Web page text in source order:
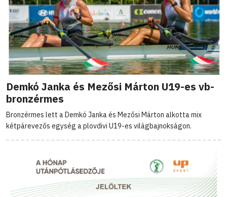
Demkó Janka és Mezősi Márton U19-es vb-
bronzérmes
Bronzérmes lett a Demkó Janka és Mezősi Márton alkotta mix
kétpárevezős egység a plovdivi U19-es világbajnokságon.